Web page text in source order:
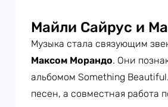
Майли Сайрус и
Музыка стала связующим
Максом Морандо. Они
альбомом Something
песен, а совместная работа